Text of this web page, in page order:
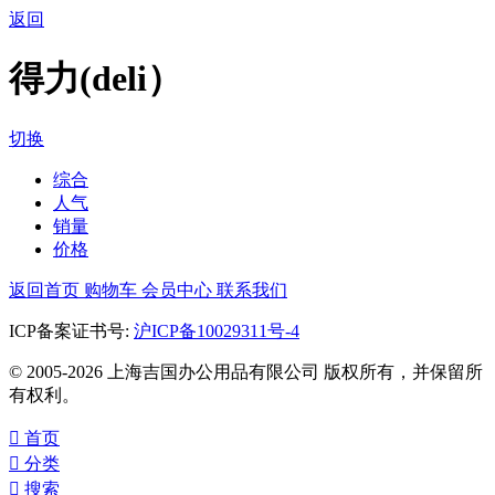
返回
得力(deli）
切换
综合
人气
销量
价格
返回首页 购物车 会员中心 联系我们
ICP备案证书号: 沪ICP备10029311号-4
© 2005-2026 上海吉国办公用品有限公司 版权所有，并保留所
有权利。
 首页
 分类
 搜索